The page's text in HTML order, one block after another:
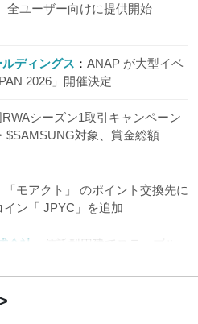
全ユーザー向けに提供開始
ディングス
ANAP が大型イベ
2026」開催決定
シーズン1取引キャンペーン
$SAMSUNG対象、賞金総額
「モアクト」 のポイント交換先に
イン「 JPYC」を追加
会社
信託型円建てステーブル